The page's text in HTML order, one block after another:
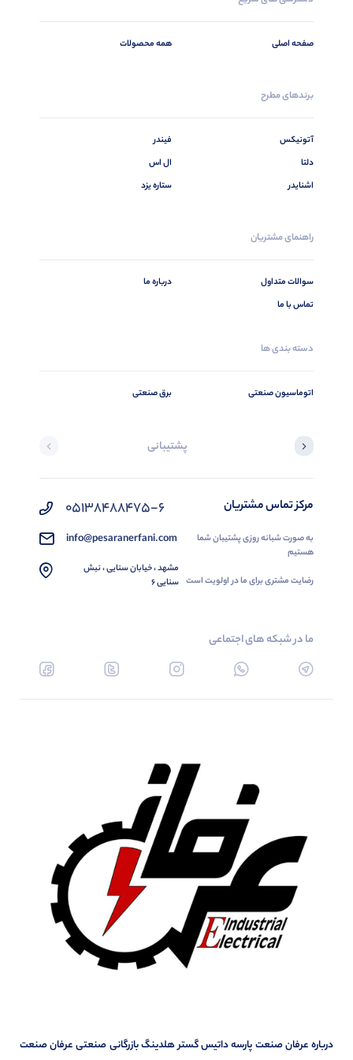
صفحه اصلی همه محصولات
برندهای مطرح
آتونیکس
دلتا
اشنایدر
فیندر
ال اس
ستاره یزد
راهنمای مشتریان
سوالات متداول
تماس با ما
درباره ما
دسته بندی ها
اتوماسیون صنعتی برق صنعتی
پشتیبانی
مرکز تماس مشتریان
به صورت شبانه روزی پشتیبان شما
هستیم
رضایت مشتری برای ما در اولویت است
05138488475-6
info@pesaranerfani.com
مشهد ، خیابان سنایی ، نبش
سنایی 6
ما در شبکه های اجتماعی
درباره عرفان صنعت پارسه داتیس گستر هلدینگ بازرگانی صنعتی عرفان صنعت